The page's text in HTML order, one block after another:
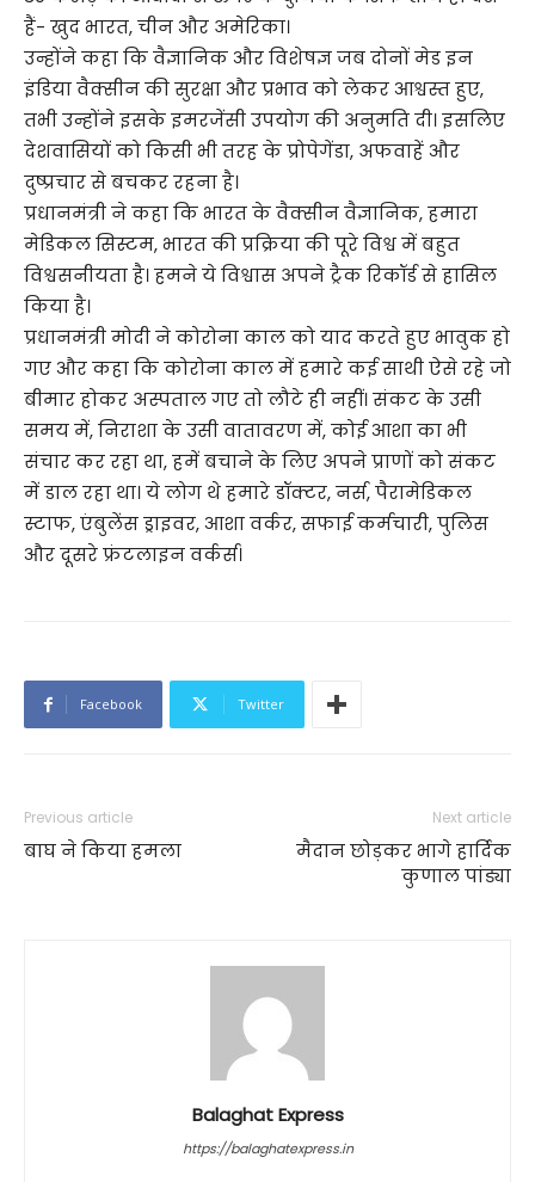
हैं- खुद भारत, चीन और अमेरिका।
उन्होंने कहा कि वैज्ञानिक और विशेषज्ञ जब दोनों मेड इन
इंडिया वैक्सीन की सुरक्षा और प्रभाव को लेकर आश्वस्त हुए,
तभी उन्होंने इसके इमरजेंसी उपयोग की अनुमति दी। इसलिए
देशवासियों को किसी भी तरह के प्रोपेगेंडा, अफवाहें और
दुष्प्रचार से बचकर रहना है।
प्रधानमंत्री ने कहा कि भारत के वैक्सीन वैज्ञानिक, हमारा
मेडिकल सिस्टम, भारत की प्रक्रिया की पूरे विश्व में बहुत
विश्वसनीयता है। हमने ये विश्वास अपने ट्रैक रिकॉर्ड से हासिल
किया है।
प्रधानमंत्री मोदी ने कोरोना काल को याद करते हुए भावुक हो
गए और कहा कि कोरोना काल में हमारे कई साथी ऐसे रहे जो
बीमार होकर अस्पताल गए तो लौटे ही नहीं। संकट के उसी
समय में, निराशा के उसी वातावरण में, कोई आशा का भी
संचार कर रहा था, हमें बचाने के लिए अपने प्राणों को संकट
में डाल रहा था। ये लोग थे हमारे डॉक्टर, नर्स, पैरामेडिकल
स्टाफ, एंबुलेंस ड्राइवर, आशा वर्कर, सफाई कर्मचारी, पुलिस
और दूसरे फ्रंटलाइन वर्कर्स।
Facebook Twitter
Previous article
बाघ ने किया हमला
Next article
मैदान छोड़कर भागे हार्दिक
कुणाल पांड्या
Balaghat Express
https://balaghatexpress.in